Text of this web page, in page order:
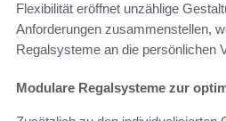
Flexibilität eröffnet unzählige
Anforderungen zusammenstellen,
Regalsysteme an die persönlichen
Modulare Regalsysteme zur